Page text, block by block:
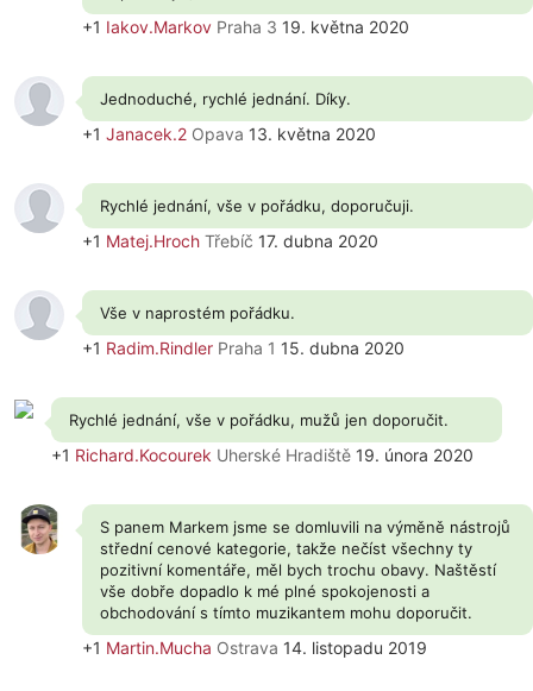
+1 Iakov.Markov Praha 3 19. května 2020
Jednoduché, rychlé jednání. Díky.
+1 Janacek.2 Opava 13. května 2020
Rychlé jednání, vše v pořádku, doporučuji.
+1 Matej.Hroch Třebíč 17. dubna 2020
Vše v naprostém pořádku.
+1 Radim.Rindler Praha 1 15. dubna 2020
Rychlé jednání, vše v pořádku, mužů jen doporučit.
+1 Richard.Kocourek Uherské Hradiště 19. února 2020
S panem Markem jsme se domluvili na výměně nástrojů
střední cenové kategorie, takže nečíst všechny ty
pozitivní komentáře, měl bych trochu obavy. Naštěstí
vše dobře dopadlo k mé plné spokojenosti a
obchodování s tímto muzikantem mohu doporučit.
+1 Martin.Mucha Ostrava 14. listopadu 2019